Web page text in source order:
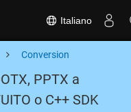
Italiano
Conversion
PPTX a
o C++ SDK